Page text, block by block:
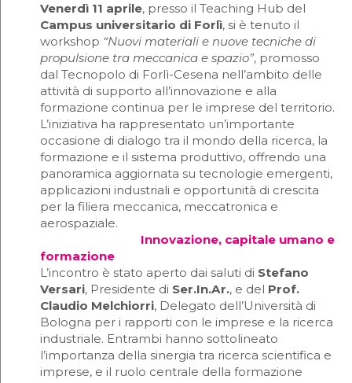
Venerdì 11 aprile, presso il Teaching Hub del
Campus universitario di Forlì, si è tenuto il
workshop “Nuovi materiali e nuove tecniche di
propulsione tra meccanica e spazio”, promosso
dal Tecnopolo di Forlì-Cesena nell’ambito delle
attività di supporto all’innovazione e alla
formazione continua per le imprese del territorio.
L’iniziativa ha rappresentato un’importante
occasione di dialogo tra il mondo della ricerca, la
formazione e il sistema produttivo, offrendo una
panoramica aggiornata su tecnologie emergenti,
applicazioni industriali e opportunità di crescita
per la filiera meccanica, meccatronica e
aerospaziale.
Innovazione, capitale umano e
formazione
L’incontro è stato aperto dai saluti di Stefano
Versari, Presidente di Ser.In.Ar., e del Prof.
Claudio Melchiorri, Delegato dell’Università di
Bologna per i rapporti con le imprese e la ricerca
industriale. Entrambi hanno sottolineato
l’importanza della sinergia tra ricerca scientifica e
imprese, e il ruolo centrale della formazione